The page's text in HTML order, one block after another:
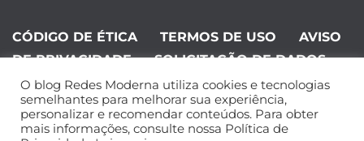
CÓDIGO DE ÉTICA TERMOS DE USO
AVISO
DE PRIVACIDADE
SOLICITAÇÃO DE DADOS
©Editora Moderna 2024. Todos os
direitos reservados.
O blog Redes Moderna utiliza cookies e tecnologias
semelhantes para melhorar sua experiência,
personalizar e recomendar conteúdos. Para obter
mais informações, consulte nossa Política de